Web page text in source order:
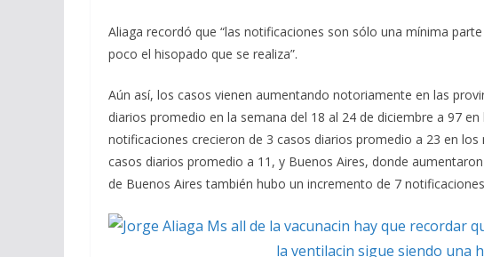
Aliaga recordó que “las notificaciones son sólo una mínima
poco el hisopado que se realiza”.
Aún así, los casos vienen aumentando notoriamente en las
diarios promedio en la semana del 18 al 24 de diciembre a 97
notificaciones crecieron de 3 casos diarios promedio a 23 en
casos diarios promedio a 11, y Buenos Aires, donde
de Buenos Aires también hubo un incremento de 7